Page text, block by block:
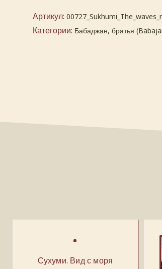
Артикул:
Категории: Бабаджан, братья
Сухуми. Вид с моря